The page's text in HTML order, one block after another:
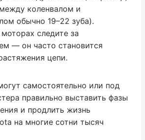
коленвалом и
обычно 19–22 зуба).
следите за
— он часто становится
цепи.
самостоятельно или под
правильно выставить фазы
и продлить жизнь
на многие сотни тысяч